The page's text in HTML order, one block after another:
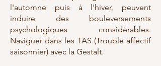
l'automne puis à l'hiver, peuvent
induire des bouleversements
psychologiques considérables.
Naviguer dans les TAS (Trouble affectif
saisonnier) avec la Gestalt.